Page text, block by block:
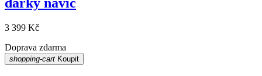
3 399 Kč
Doprava zdarma
shopping-cart Koupit